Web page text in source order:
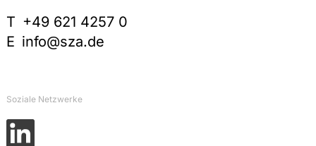
T +49 621 4257 0
E info@sza.de
Soziale Netzwerke